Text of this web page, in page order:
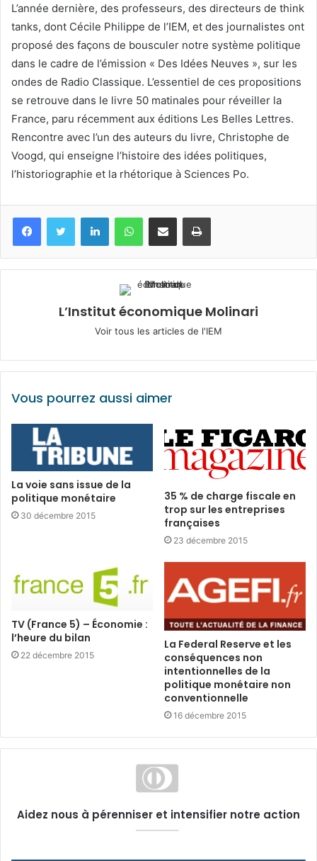
L’année dernière, des professeurs, des directeurs de think
tanks, dont Cécile Philippe de l’IEM, et des journalistes ont
proposé des façons de bousculer notre système politique
dans le cadre de l’émission « Des Idées Neuves », sur les
ondes de Radio Classique. L’essentiel de ces propositions
se retrouve dans le livre 50 matinales pour réveiller la
France, paru récemment aux éditions Les Belles Lettres.
Rencontre avec l’un des auteurs du livre, Christophe de
Voogd, qui enseigne l’histoire des idées politiques,
l’historiographie et la rhétorique à Sciences Po.
FacebookTwitter LinkedinWhatsApp
Partagez par mail Imprimez
L’Institut économique Molinari
Voir tous les articles de l'IEM
Vous pourrez aussi aimer
La voie sans issue de la
politique monétaire
30 décembre 2015
35 % de charge fiscale en
trop sur les entreprises
françaises
23 décembre 2015
TV (France 5) – Économie :
l’heure du bilan
22 décembre 2015
La Federal Reserve et les
conséquences non
intentionnelles de la
politique monétaire non
conventionnelle
16 décembre 2015
Aidez nous à pérenniser et intensifier notre action